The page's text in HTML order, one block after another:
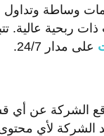
وساطة وتداول
ربحية عالية.
على مدار 24/7.
الشركة عن أي
الشركة لأي